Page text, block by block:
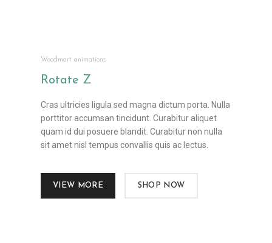
Woodmart animations
Rotate Z
Cras ultricies ligula sed magna dictum porta. Nulla
porttitor accumsan tincidunt. Curabitur aliquet
quam id dui posuere blandit. Curabitur non nulla
sit amet nisl tempus convallis quis ac lectus.
VIEW MORE SHOP NOW